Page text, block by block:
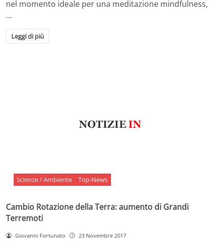
nel momento ideale per una meditazione mindfulness,
…
Leggi di più
Scienze / Ambiente Top-News
Cambio Rotazione della Terra: aumento di Grandi
Terremoti
Giovanni Fortunato 23 Novembre 2017